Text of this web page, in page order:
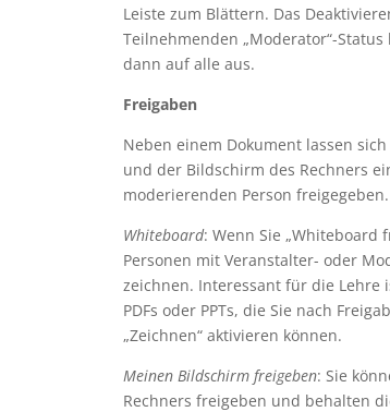
Leiste zum Blättern. Das
Teilnehmenden „Moderator“-
dann auf alle aus.
Freigaben
Neben einem Dokument lassen
und der Bildschirm des Rechners
moderierenden Person freigegeben.
Whiteboard: Wenn Sie „Whiteboard
Personen mit Veranstalter- oder
zeichnen. Interessant für die Lehre
PDFs oder PPTs, die Sie nach
„Zeichnen“ aktivieren können.
Meinen Bildschirm freigeben: Sie
Rechners freigeben und behalten